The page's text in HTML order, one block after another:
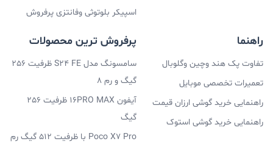
اسپیکر بلوتوثی وفانتزی پرفروش
راهنما
تفاوت پک هند وچین وگلوبال
تعمیرات تخصصی موبایل
راهنمایی خرید گوشی ارزان قیمت
راهنمایی خرید گوشی استوک
پرفروش ترین محصولات
سامسونگ مدل S24 FE ظرفیت 256
گیگ و رم 8
آیفون 16PRO MAX ظرفیت 256
گیگ
Poco X7 Pro با ظرفیت 512 گیگ رم